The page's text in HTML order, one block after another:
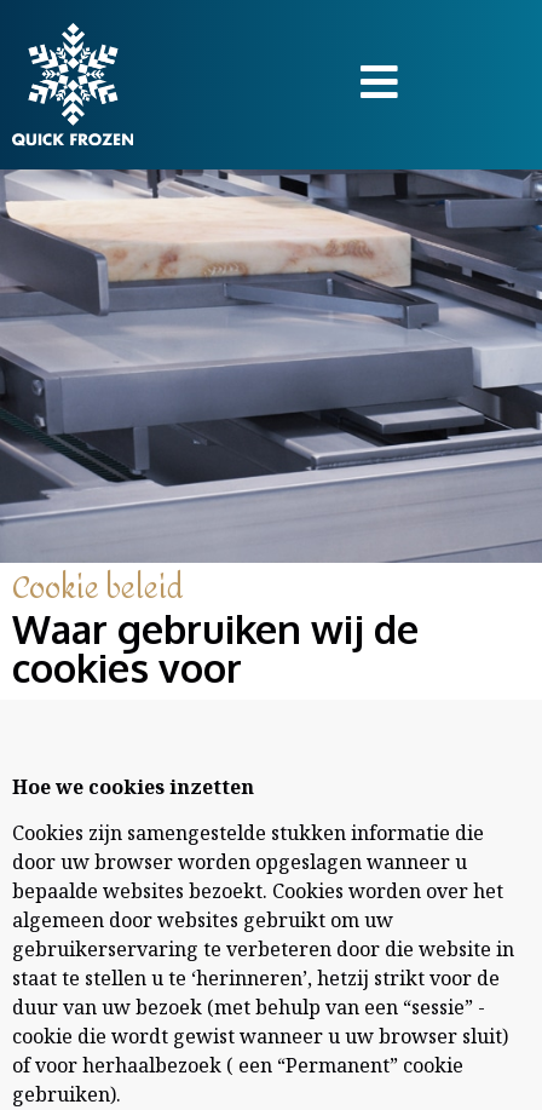
Cookie beleid
Waar gebruiken wij de
cookies voor
Hoe we cookies inzetten
Cookies zijn samengestelde stukken informatie die
door uw browser worden opgeslagen wanneer u
bepaalde websites bezoekt. Cookies worden over het
algemeen door websites gebruikt om uw
gebruikerservaring te verbeteren door die website in
staat te stellen u te ‘herinneren’, hetzij strikt voor de
duur van uw bezoek (met behulp van een “sessie” -
cookie die wordt gewist wanneer u uw browser sluit)
of voor herhaalbezoek ( een “Permanent” cookie
gebruiken).